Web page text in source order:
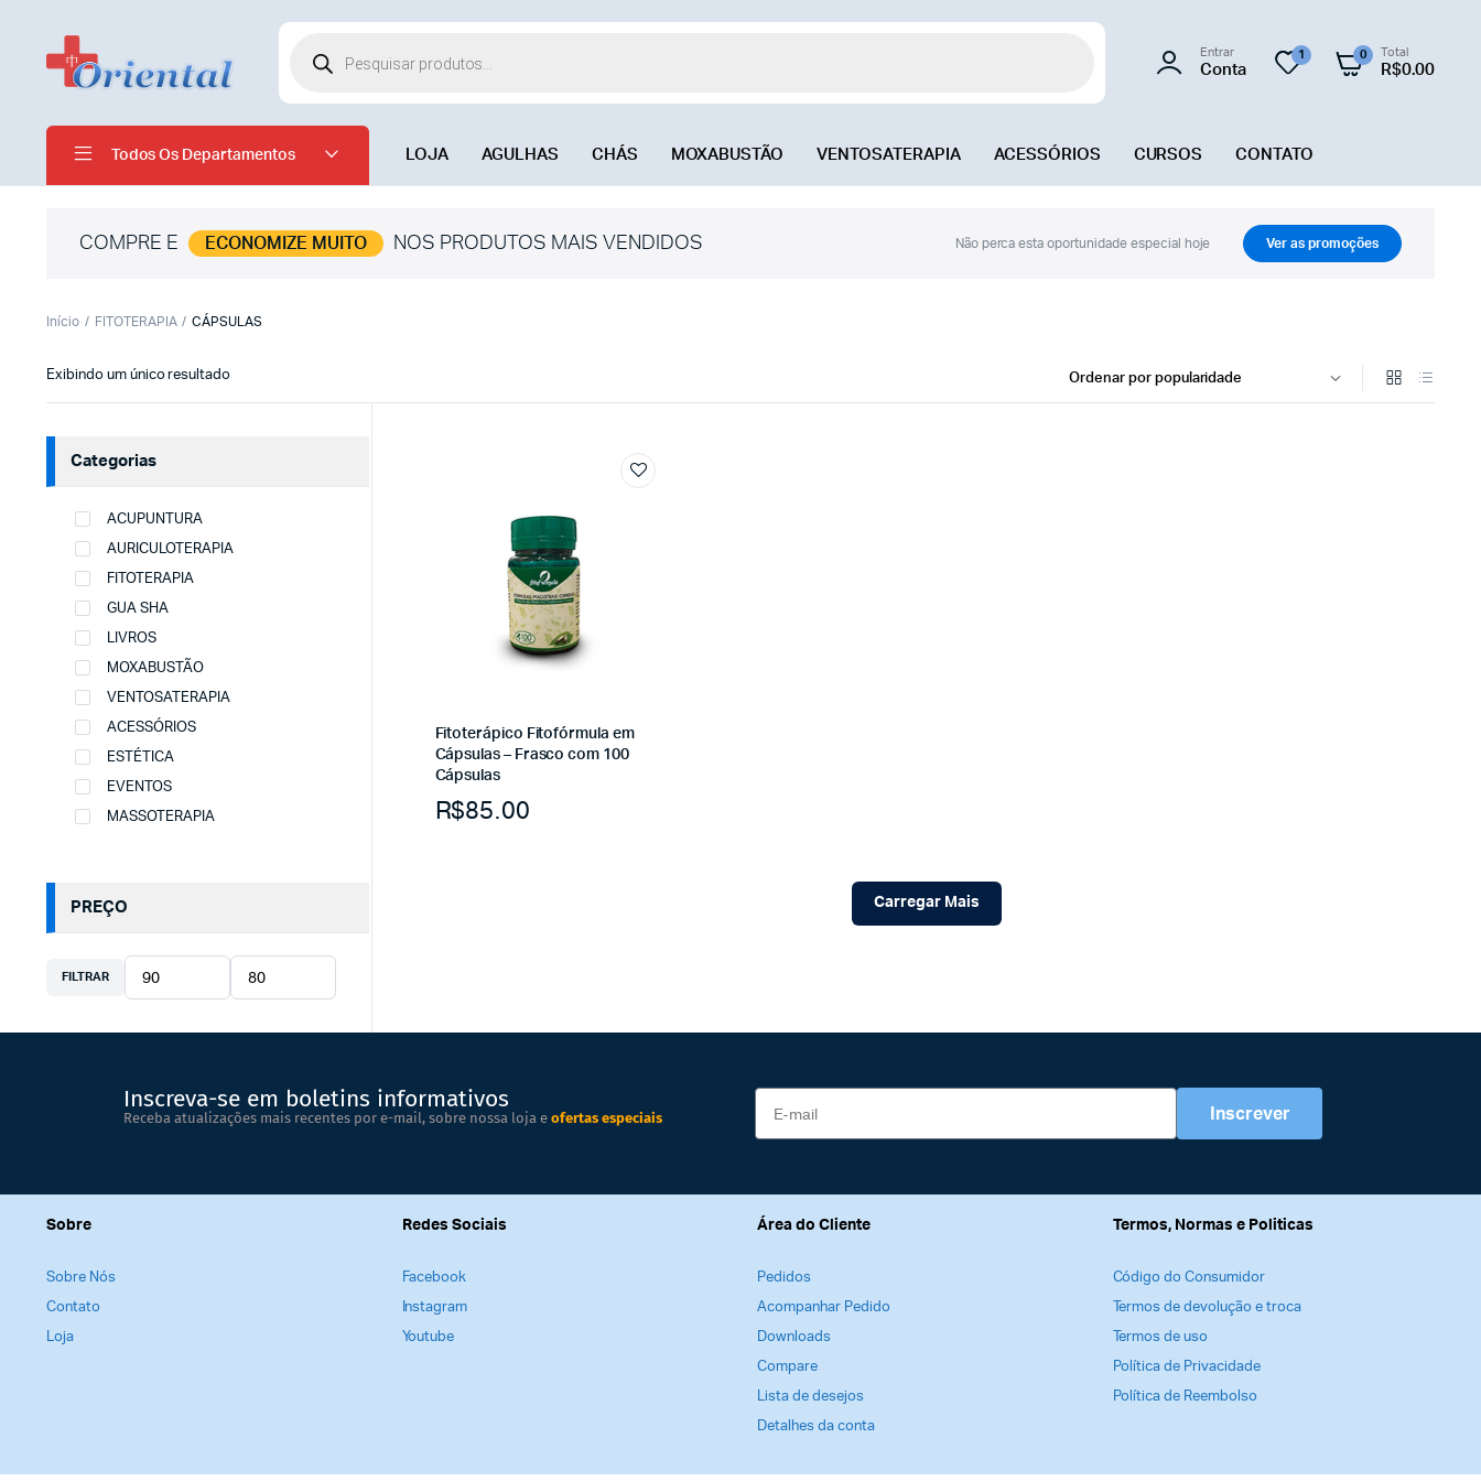
Entrar
Conta
1 0 Total
R$0.00
Todos Os Departamentos LOJA AGULHAS CHÁS MOXABUSTÃO VENTOSATERAPIA ACESSÓRIOS CURSOS CONTATO
COMPRE E ECONOMIZE MUITO NOS PRODUTOS MAIS VENDIDOS Não perca esta oportunidade especial hoje Ver as promoções
Início FITOTERAPIA CÁPSULAS
Exibindo um único resultado
Fitoterápico Fitofórmula em
Cápsulas – Frasco com 100
Cápsulas
R$85.00
Carregar Mais
Categorias
ACUPUNTURA
AURICULOTERAPIA
FITOTERAPIA
GUA SHA
LIVROS
MOXABUSTÃO
VENTOSATERAPIA
ACESSÓRIOS
ESTÉTICA
EVENTOS
MASSOTERAPIA
PREÇO
FILTRAR
Inscreva-se em boletins informativos
Receba atualizações mais recentes por e-mail, sobre nossa loja e ofertas especiais Inscrever
Sobre
Sobre Nós
Contato
Loja
Redes Sociais
Facebook
Instagram
Youtube
Área do Cliente
Pedidos
Acompanhar Pedido
Downloads
Compare
Lista de desejos
Detalhes da conta
Termos, Normas e Politicas
Código do Consumidor
Termos de devolução e troca
Termos de uso
Política de Privacidade
Política de Reembolso